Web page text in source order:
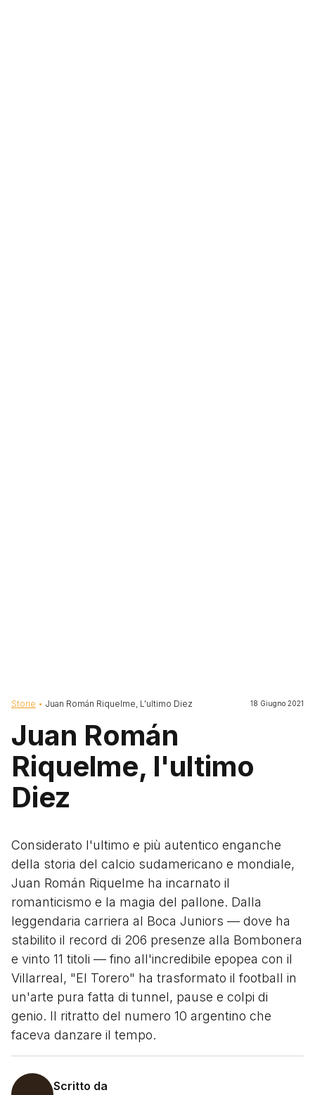
Briciole di pane
Storie Juan Román Riquelme, L'ultimo Diez 18 Giugno 2021
Juan Román
Riquelme, l'ultimo
Diez
Considerato l'ultimo e più autentico enganche
della storia del calcio sudamericano e mondiale,
Juan Román Riquelme ha incarnato il
romanticismo e la magia del pallone. Dalla
leggendaria carriera al Boca Juniors — dove ha
stabilito il record di 206 presenze alla Bombonera
e vinto 11 titoli — fino all'incredibile epopea con il
Villarreal, "El Torero" ha trasformato il football in
un'arte pura fatta di tunnel, pause e colpi di
genio. Il ritratto del numero 10 argentino che
faceva danzare il tempo.
Scritto da